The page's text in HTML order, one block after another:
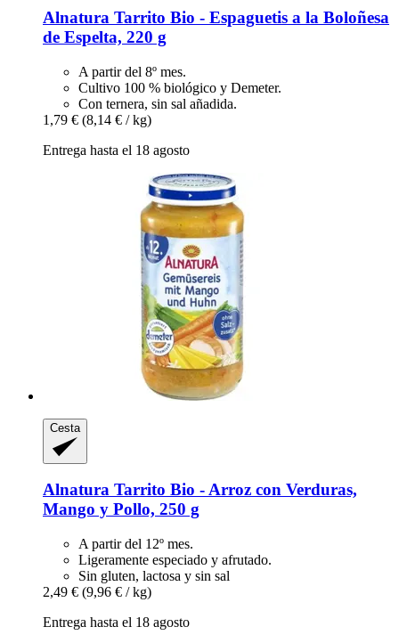
Alnatura Tarrito Bio -​ Espaguetis a la Boloñesa
de Espelta, 220 g
A partir del 8º mes.
Cultivo 100 % biológico y Demeter.
Con ternera, sin sal añadida.
1,79 € (8,14 € / kg)
Entrega hasta el 18 agosto
Cesta
Alnatura Tarrito Bio -​ Arroz con Verduras,
Mango y Pollo, 250 g
A partir del 12º mes.
Ligeramente especiado y afrutado.
Sin gluten, lactosa y sin sal
2,49 € (9,96 € / kg)
Entrega hasta el 18 agosto